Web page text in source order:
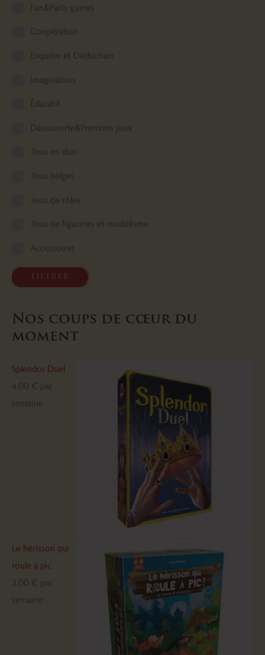
Fun&Party games
Coopération
Enquête et Déduction
Imagination
Éducatif
Découverte&Premiers jeux
Jeux en duo
Jeux belges
Jeux de rôles
Jeux de figurines et modélisme
Accessoires
filtrer
Nos coups de cœur du
moment
Splendor Duel
4,00 € par
semaine
Le hérisson qui
roule à pic
3,00 € par
semaine